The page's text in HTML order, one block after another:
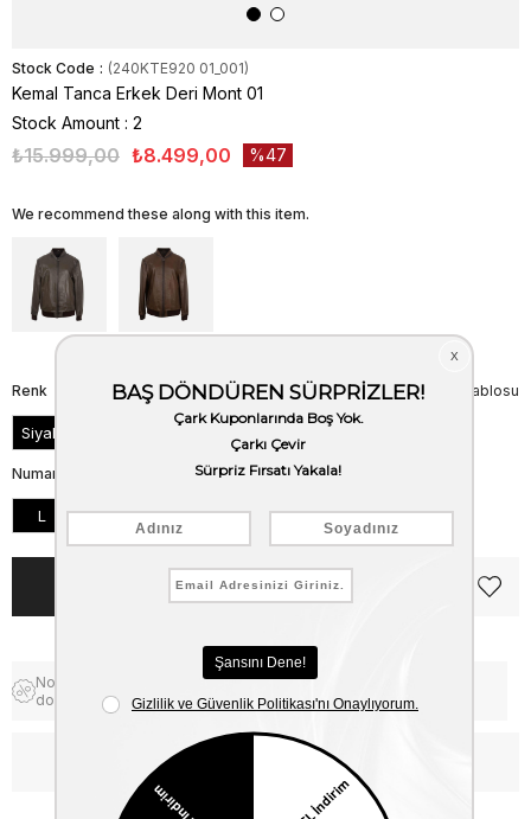
Stock Code (240KTE920 01_001)
Kemal Tanca Erkek Deri Mont 01
Stock Amount : 2
₺15.999,00 ₺8.499,00 47
We recommend these along with this item.
Beden Tablosu
Renk
Siyah
Numara
L M XL XXL XXXL
Notify me when the price goes
down
WhatsApp’tan Bilgi Al